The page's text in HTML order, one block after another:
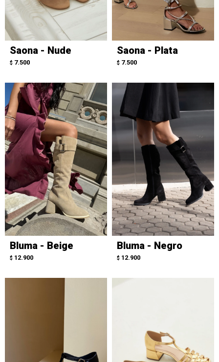
Saona - Nude
$ 7.500
Saona - Plata
$ 7.500
Bluma - Beige
$ 12.900
Bluma - Negro
$ 12.900